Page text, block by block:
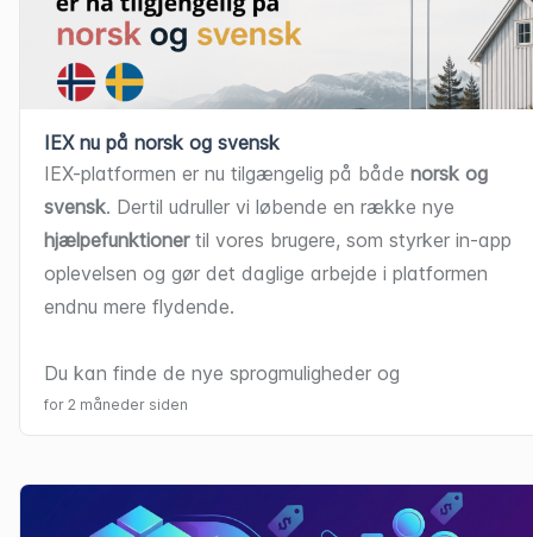
IEX nu på norsk og svensk
IEX-platformen er nu tilgængelig på både norsk og
svensk
hjælpefunktioner til vores brugere, som styrker in-app
oplevelsen og gør det daglige arbejde i platformen
endnu mere flydende.
Du kan finde de nye sprogmuligheder og
hjælpeværktøjer under dine
for 2 måneder siden